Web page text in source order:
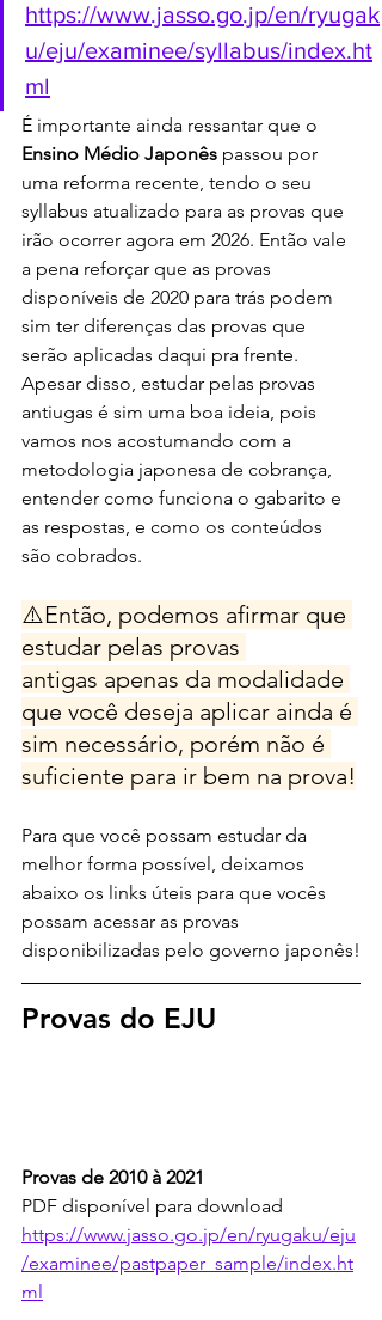
https://www.jasso.go.jp/en/ryugak
u/eju/examinee/syllabus/index.ht
ml
É importante ainda ressantar que o
Ensino Médio Japonês passou por
uma reforma recente, tendo o seu
syllabus atualizado para as provas que
irão ocorrer agora em 2026. Então vale
a pena reforçar que as provas
disponíveis de 2020 para trás podem
sim ter diferenças das provas que
serão aplicadas daqui pra frente.
Apesar disso, estudar pelas provas
antiugas é sim uma boa ideia, pois
vamos nos acostumando com a
metodologia japonesa de cobrança,
entender como funciona o gabarito e
as respostas, e como os conteúdos
são cobrados.
⚠️Então, podemos afirmar que
estudar pelas provas
antigas apenas da modalidade
que você deseja aplicar ainda é
sim necessário, porém não é
suficiente para ir bem na prova!
Para que você possam estudar da
melhor forma possível, deixamos
abaixo os links úteis para que vocês
possam acessar as provas
disponibilizadas pelo governo japonês!
Provas do EJU
Provas de 2010 à 2021
PDF disponível para download
https://www.jasso.go.jp/en/ryugaku/eju
/examinee/pastpaper_sample/index.ht
ml